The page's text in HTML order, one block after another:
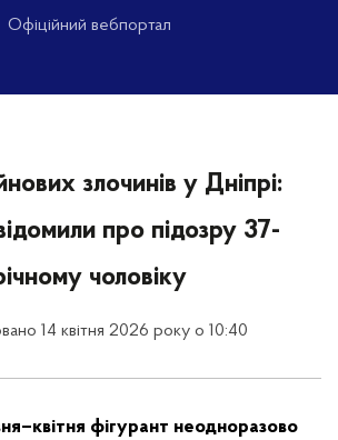
Офіційний вебпортал
злочинів у Дніпрі:
про підозру 37-
чоловіку
14 квітня 2026 року о 10:40
фігурант неодноразово